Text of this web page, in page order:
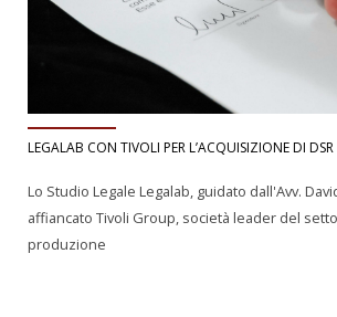
LEGALAB CON TIVOLI PER L’ACQUISIZIONE DI DSR
Lo Studio Legale Legalab, guidato dall'Avv.
affiancato Tivoli Group, società leader del
produzione